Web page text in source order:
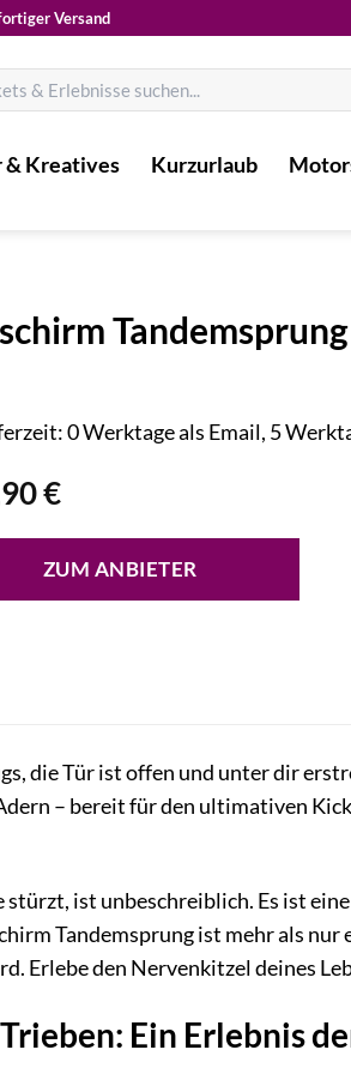
Versand
& Kreatives Kurzurlaub
€
0 Werktage als Email, 5
ZUM ANBIETER
die Tür ist offen und unter dir
– bereit für den ultimativen
ist unbeschreiblich. Es ist
Tandemsprung ist mehr als nur
Erlebe den Nervenkitzel deines
Ein Erlebnis